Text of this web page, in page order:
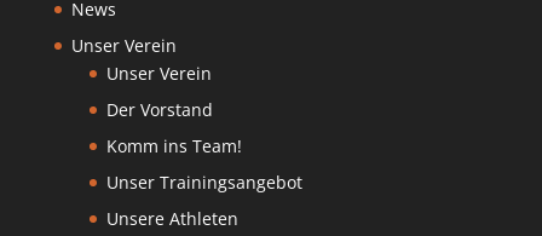
News
Unser Verein
Unser Verein
Der Vorstand
Komm ins Team!
Unser Trainingsangebot
Unsere Athleten